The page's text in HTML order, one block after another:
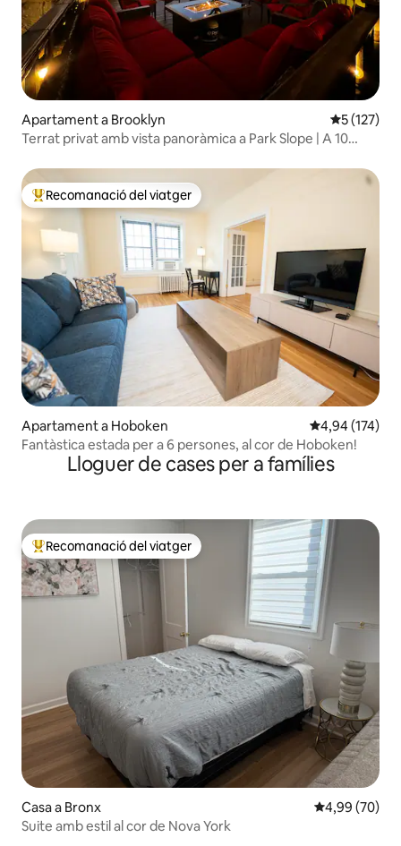
Apartament a Brooklyn 5 de
5 (127)
Terrat privat amb vista panoràmica a Park Slope | A 10
Principals recomanacions dels viatgers
Recomanació del viatger
Apartament a Hoboken 4,94 de
4,94 (174)
Fantàstica estada per a 6 persones, al cor de Hoboken!
Lloguer de cases per a famílies
Principals recomanacions dels viatgers
Recomanació del viatger
Casa a Bronx 4,99 de
4,99 (70)
Suite amb estil al cor de Nova York